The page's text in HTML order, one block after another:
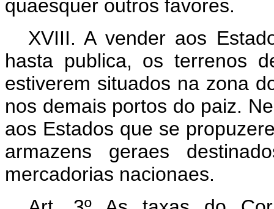
quaesquer outros favores.
XVIII. A vender aos
hasta publica, os terrenos
estiverem situados na zona
nos demais portos do paiz.
aos Estados que se
armazens geraes
mercadorias nacionaes.